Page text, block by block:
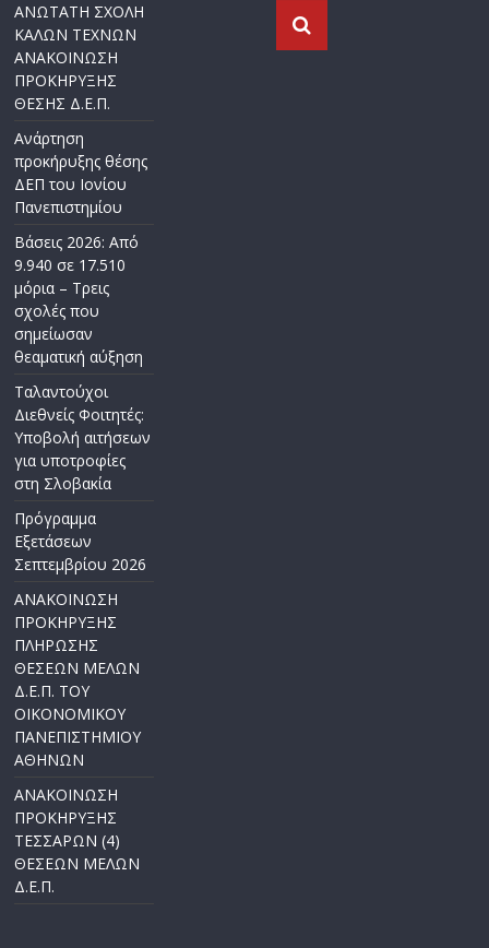
ΑΝΩΤΑΤΗ ΣΧΟΛΗ
ΚΑΛΩΝ ΤΕΧΝΩΝ
ΑΝΑΚΟΙΝΩΣΗ
ΠΡΟΚΗΡΥΞΗΣ
ΘΕΣΗΣ Δ.Ε.Π.
Ανάρτηση
προκήρυξης θέσης
ΔΕΠ του Ιονίου
Πανεπιστημίου
Βάσεις 2026: Από
9.940 σε 17.510
μόρια – Τρεις
σχολές που
σημείωσαν
θεαματική αύξηση
Ταλαντούχοι
Διεθνείς Φοιτητές:
Υποβολή αιτήσεων
για υποτροφίες
στη Σλοβακία
Πρόγραμμα
Εξετάσεων
Σεπτεμβρίου 2026
ΑΝΑΚΟΙΝΩΣΗ
ΠΡΟΚΗΡΥΞΗΣ
ΠΛΗΡΩΣΗΣ
ΘΕΣΕΩΝ ΜΕΛΩΝ
Δ.Ε.Π. ΤΟΥ
ΟΙΚΟΝΟΜΙΚΟΥ
ΠΑΝΕΠΙΣΤΗΜΙΟΥ
ΑΘΗΝΩΝ
ΑΝΑΚΟΙΝΩΣΗ
ΠΡΟΚΗΡΥΞΗΣ
ΤΕΣΣΑΡΩΝ (4)
ΘΕΣΕΩΝ ΜΕΛΩΝ
Δ.Ε.Π.